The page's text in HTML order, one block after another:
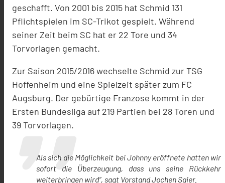
geschafft. Von 2001 bis 2015 hat Schmid 131
Pflichtspielen im SC-Trikot gespielt. Während
seiner Zeit beim SC hat er 22 Tore und 34
Torvorlagen gemacht.
Zur Saison 2015/2016 wechselte Schmid zur TSG
Hoffenheim und eine Spielzeit später zum FC
Augsburg. Der gebürtige Franzose kommt in der
Ersten Bundesliga auf 219 Partien bei 28 Toren und
39 Torvorlagen.
Als sich die Möglichkeit bei Johnny eröffnete hatten wir
sofort die Überzeugung, dass uns seine Rückkehr
weiterbringen wird“, sagt Vorstand Jochen Saier.